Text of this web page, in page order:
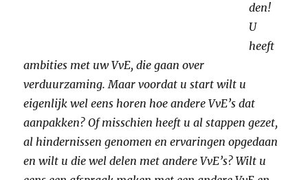
den!
U
heeft
ambities met uw VvE, die gaan over
verduurzaming. Maar voordat u start wilt u
eigenlijk wel eens horen hoe andere VvE’s dat
aanpakken? Of misschien heeft u al stappen gezet,
al hindernissen genomen en ervaringen opgedaan
en wilt u die wel delen met andere VvE’s? Wilt u